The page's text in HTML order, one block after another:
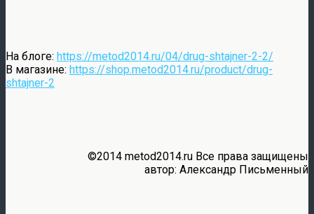
На блоге: https://metod2014.ru/04/drug-shtajner-2-2/
В магазине: https://shop.metod2014.ru/product/drug-
shtajner-2
©2014 metod2014.ru Все права защищены
автор: Александр Письменный